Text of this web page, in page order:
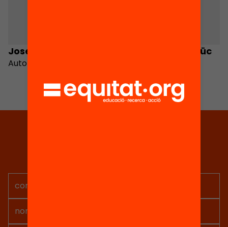
Josep M. Manté
Autor
Jordi Pascual Saüc